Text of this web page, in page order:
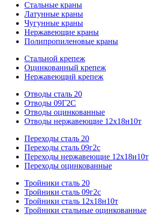
Стальные краны
Латунные краны
Чугунные краны
Нержавеющие краны
Полипропиленовые краны
Стальной крепеж
Оцинкованный крепеж
Нержавеющий крепеж
Отводы сталь 20
Отводы 09Г2С
Отводы оцинкованные
Отводы нержавеющие 12х18н10т
Переходы сталь 20
Переходы сталь 09г2с
Переходы нержавеющие 12х18н10т
Переходы оцинкованные
Тройники сталь 20
Тройники сталь 09г2с
Тройники сталь 12х18н10т
Тройники стальные оцинкованные